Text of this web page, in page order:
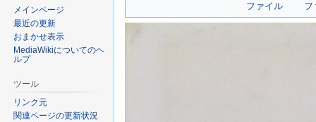
ビ
索
ファイル フ
メインページ
最近の更新
おまかせ表示
MediaWikiについてのヘ
ルプ
ツール
リンク元
関連ページの更新状況